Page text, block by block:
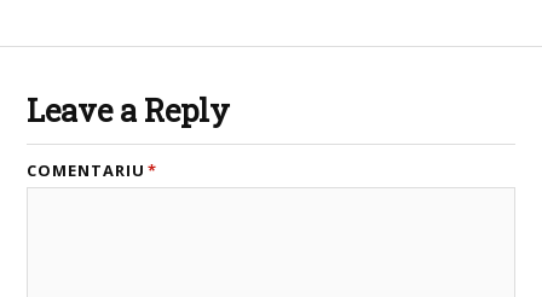
Leave a Reply
COMENTARIU *